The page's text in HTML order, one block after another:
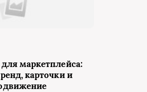
маркетплейса:
карточки и